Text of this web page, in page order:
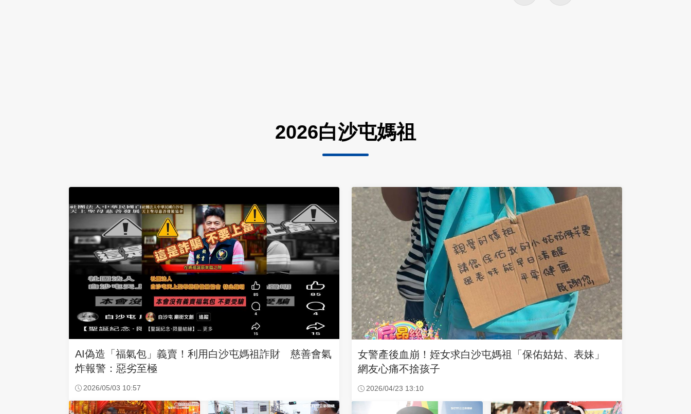
2026白沙屯媽祖
AI偽造「福氣包」義賣！利用白沙屯媽祖詐財 慈善會氣
炸報警：惡劣至極
2026/05/03 10:57
女警產後血崩！姪女求白沙屯媽祖「保佑姑姑、表妹」
網友心痛不捨孩子
2026/04/23 13:10